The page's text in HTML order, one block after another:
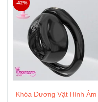
Khóa Dương Vật Hình Âm
-42%